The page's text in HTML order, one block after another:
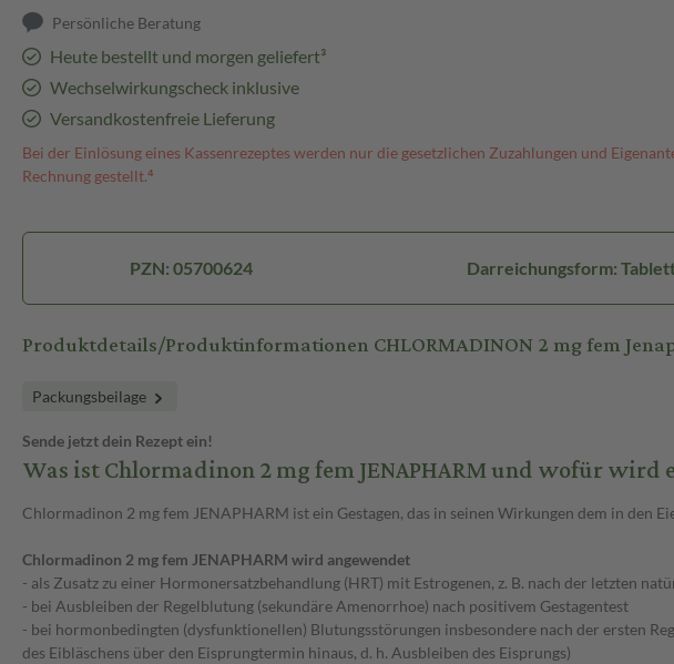
Persönliche Beratung
Heute bestellt und morgen geliefert³
Wechselwirkungscheck inklusive
Versandkostenfreie Lieferung
Bei der Einlösung eines Kassenrezeptes werden nur die gesetzlichen Zuzahlungen und
Rechnung gestellt.⁴
PZN: 05700624 Darreichungsform:
Produktdetails/Produktinformationen CHLORMADINON 2 mg fem
Packungsbeilage
Sende jetzt dein Rezept ein!
Was ist Chlormadinon 2 mg fem JENAPHARM und wofür wird
Chlormadinon 2 mg fem JENAPHARM ist ein Gestagen, das in seinen Wirkungen dem in
Chlormadinon 2 mg fem JENAPHARM wird angewendet
- als Zusatz zu einer Hormonersatzbehandlung (HRT) mit Estrogenen, z. B. nach der letzten
- bei Ausbleiben der Regelblutung (sekundäre Amenorrhoe) nach positivem Gestagentest
- bei hormonbedingten (dysfunktionellen) Blutungsstörungen insbesondere nach der ersten
des Eibläschens über den Eisprungtermin hinaus, d. h. Ausbleiben des Eisprungs)